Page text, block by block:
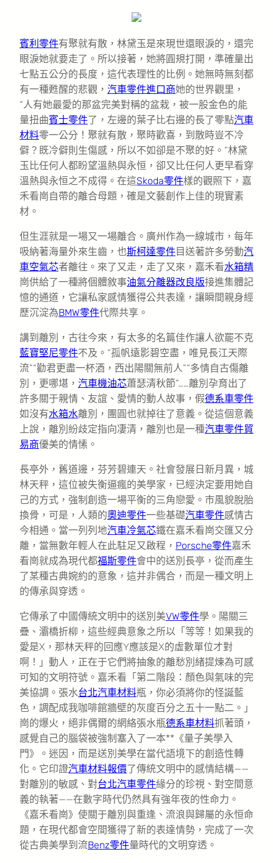
賓利零件有聚就有散，林黛玉是來現世還眼淚的，還完
眼淚她就要走了。所以接著，她將圓規打開，準確量出
七點五公分的長度，這代表理性的比例。她無時無刻都
有一種甦醒的悲觀， 汽車零件進口商她的世界觀里，
“人有她最愛的那盆完美對稱的盆栽，被一股金色的能
量扭曲賓士零件了，左邊的葉子比右邊的長了零點汽車
材料零一公分！聚就有散，聚時歡喜，到散時豈不冷
僻？既冷僻則生傷感，所以不如卻是不聚的好。”林黛
玉比任何人都盼望溫熱與永恒，卻又比任何人更早看穿
溫熱與永恒之不成得。在這Skoda零件樣的觀照下，嘉
禾看崗自帶的離合母題，確是文藝創作上佳的現實素
材。
但生涯就是一場又一場離合。廣州作為一線城市，每年
吸納著海量外來生齒，也斯柯達零件目送著許多勞動汽
車空氣芯者離往。來了又走，走了又來，嘉禾看水箱精
崗供給了一種將個體敘事油氣分離器改良版接進集體記
憶的通道，它讓私家感情獲得公共表達，讓瞬間親身經
歷沉淀為BMW零件代際共享。
講到離別，古往今來，有太多的名篇佳作讓人欲罷不克
藍寶堅尼零件不及。“孤帆遠影碧空盡，唯見長江天際
流”“勸君更盡一杯酒，西出陽關無前人”“多情自古傷離
別，更哪堪， 汽車機油芯蕭瑟清秋節”……離別孕育出了
許多關于親情、友誼、愛情的動人故事，假德系車零件
如沒有水箱水離別，團圓也就掉往了意義。從這個意義
上說，離別紛歧定指向凄清，離別也是一種汽車零件貿
易商優美的情愫。
長亭外，舊道邊，芬芳碧連天。社會發展日新月異，城
林天秤，這位被失衡逼瘋的美學家，已經決定要用她自
己的方式，強制創造一場平衡的三角戀愛。市風貌脫胎
換骨，可是，人類的奧迪零件一些基礎汽車零件感情古
今相通。當一列列地汽車冷氣芯鐵在嘉禾看崗交匯又分
離，當無數年輕人在此駐足又啟程， Porsche零件嘉禾
看崗就成為現代都福斯零件會中的送別長亭，從而產生
了某種古典婉約的意象，這并非偶合，而是一種文明上
的傳承與穿透。
它傳承了中國傳統文明中的送別美VW零件學。陽關三
疊、灞橋折柳，這些經典意象之所以「等等！如果我的
愛是X，那林天秤的回應Y應該是X的虛數單位才對
啊！」動人，正在于它們將抽象的離愁別緒提煉為可感
可知的文明符號。嘉禾看「第二階段：顏色與氣味的完
美協調。張水台北汽車材料瓶，你必須將你的怪誕藍
色，調配成我咖啡館牆壁的灰度百分之五十一點二。」
崗的爆火，絕非偶爾的網絡張水瓶德系車材料抓著頭，
感覺自己的腦袋被強制塞入了一本**《量子美學入
門》。迷因，而是送別美學在當代語境下的創造性轉
化。它印證汽車材料報價了傳統文明中的感情結構——
對離別的敏感、對台北汽車零件緣分的珍視、對空間意
義的執著——在數字時代仍然具有強年夜的性命力。
《嘉禾看崗》使關于離別與重逢、流浪與歸屬的永恒命
題，在現代都會空間獲得了新的表達情勢，完成了一次
從古典美學到流Benz零件量時代的文明穿透。